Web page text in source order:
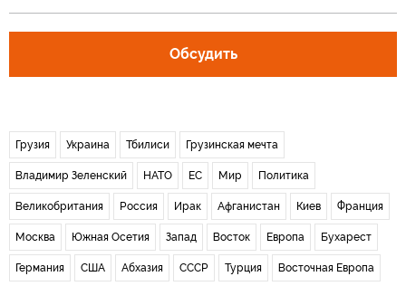
Обсудить
Грузия Украина Тбилиси Грузинская мечта
Владимир Зеленский НАТО ЕС Мир Политика
Великобритания Россия Ирак Афганистан Киев Франция
Москва Южная Осетия Запад Восток Европа Бухарест
Германия США Абхазия СССР Турция Восточная Европа